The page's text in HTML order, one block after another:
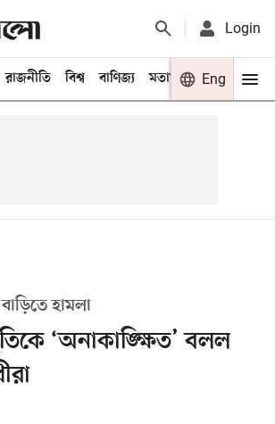
Login
রাজনীতি বিশ্ব বাণিজ্য মতামত খেলা
Eng
হামলা
‘অনাকাঙ্ক্ষিত’ বলল